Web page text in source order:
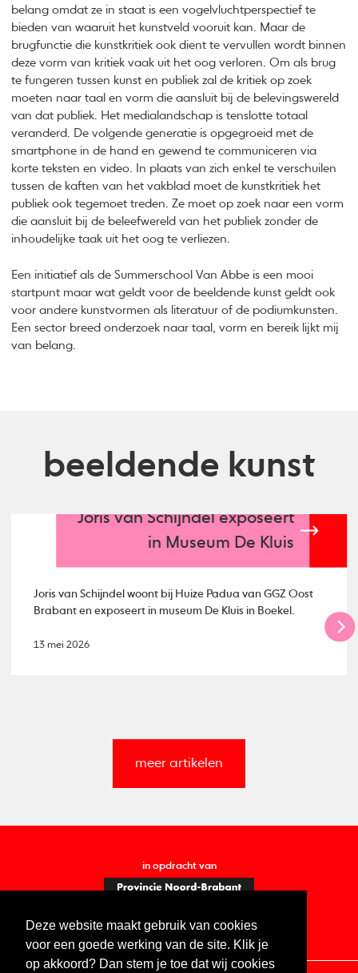
Deze website maakt gebruik van cookies
voor een goede werking van de site. Klik je
op akkoord? Dan stem je toe dat wij cookies
belang omdat ze in staat is een vogelvluchtperspectief te
bieden van waaruit het kunstveld vooruit kan. Maar de
brugfunctie die kunstkritiek ook dient te vervullen wordt binnen
deze vorm van kritiek vaak uit het oog verloren. Om als brug
te fungeren tussen kunst en publiek zal de kritiek op zoek
moeten naar taal en vorm die aansluit bij de belevingswereld
van dat publiek. Het medialandschap is tenslotte totaal
veranderd. De volgende generatie is opgegroeid met de
smartphone in de hand en gewend te communiceren via
korte teksten en video. In plaats van zich enkel te verschuilen
tussen de kaften van het vakblad moet de kunstkritiek het
publiek ook tegemoet treden. Ze moet op zoek naar een vorm
die aansluit bij de beleefwereld van het publiek zonder de
inhoudelijke taak uit het oog te verliezen.
Een initiatief als de Summerschool Van Abbe is een mooi
startpunt maar wat geldt voor de beeldende kunst geldt ook
voor andere kunstvormen als literatuur of de podiumkunsten.
Een sector breed onderzoek naar taal, vorm en bereik lijkt mij
van belang.
beeldende kunst
Joris van Schijndel exposeert
in Museum De Kluis
Joris van Schijndel woont bij Huize Padua van GGZ Oost
Brabant en exposeert in museum De Kluis in Boekel.
13 mei 2026
meer artikelen
in opdracht van